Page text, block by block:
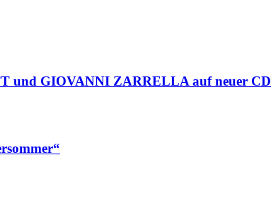
und GIOVANNI ZARRELLA auf neuer CD